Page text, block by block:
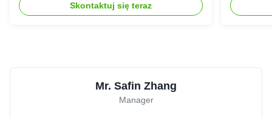
Skontaktuj się teraz
Mr. Safin Zhang
Manager